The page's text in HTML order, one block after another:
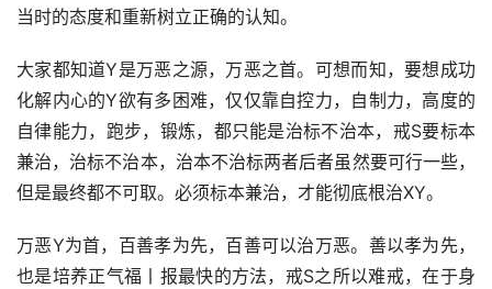
当时的态度和重新树立正确的认知。
大家都知道Y是万恶之源，万恶之首。可想而知，要想成功
化解内心的Y欲有多困难，仅仅靠自控力，自制力，高度的
自律能力，跑步，锻炼，都只能是治标不治本，戒S要标本
兼治，治标不治本，治本不治标两者后者虽然要可行一些，
但是最终都不可取。必须标本兼治，才能彻底根治XY。
万恶Y为首，百善孝为先，百善可以治万恶。善以孝为先，
也是培养正气福丨报最快的方法，戒S之所以难戒，在于身